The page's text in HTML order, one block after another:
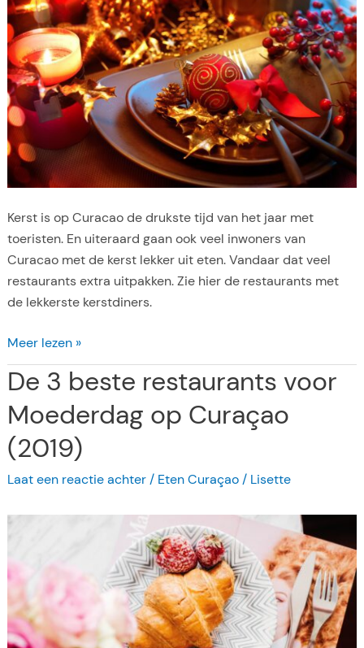
K
o
f
f
i
e
o
p
C
r
a
c
a
o
Kerst is op Curacao de drukste tijd van het jaar met
toeristen. En uiteraard gaan ook veel inwoners van
Curacao met de kerst lekker uit eten. Vandaar dat veel
restaurants extra uitpakken. Zie hier de restaurants met
de lekkerste kerstdiners.
K
e
s
t
d
e
p
C
u
r
Meer lezen »
De 3 beste restaurants voor
Moederdag op Curaçao
(2019)
Laat een reactie achter / Eten Curaçao/ Lisette